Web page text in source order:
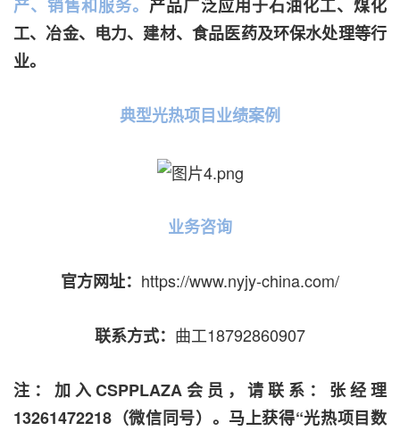
产、销售和服务。 产品广泛应用于石油化工、煤化
工、冶金、电力、建材、食品医药及环保水处理等行
业。
典型光热项目业绩案例
业务咨询
官方网址： https://www.nyjy-china.com/
联系方式： 曲工18792860907
注：加入CSPPLAZA会员，请联系：张经理
13261472218（微信同号）。马上获得“光热项目数